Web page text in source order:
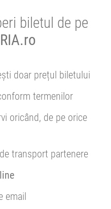
biletul de pe
doar prețul biletului
termenilor
oricând, de pe orice
de transport partenere
email